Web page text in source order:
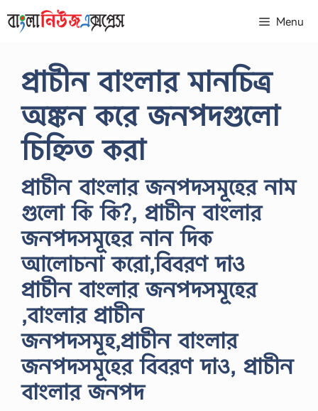
to
Menu
প্রাচীন বাংলার মানচিত্র
অঙ্কন করে জনপদগুলাে
চিহ্নিত করা
প্রাচীন বাংলার জনপদসমূহের নাম
গুলো কি কি?, প্রাচীন বাংলার
জনপদসমূহের নান দিক
আলোচনা করো,বিবরণ দাও
প্রাচীন বাংলার জনপদসমূহের
,বাংলার প্রাচীন
জনপদসমূহ,প্রাচীন বাংলার
জনপদসমূহের বিবরণ দাও, প্রাচীন
বাংলার জনপদ